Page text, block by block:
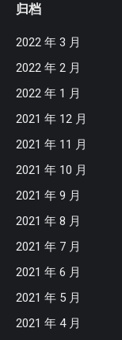
归档
2022 年 3 月
2022 年 2 月
2022 年 1 月
2021 年 12 月
2021 年 11 月
2021 年 10 月
2021 年 9 月
2021 年 8 月
2021 年 7 月
2021 年 6 月
2021 年 5 月
2021 年 4 月